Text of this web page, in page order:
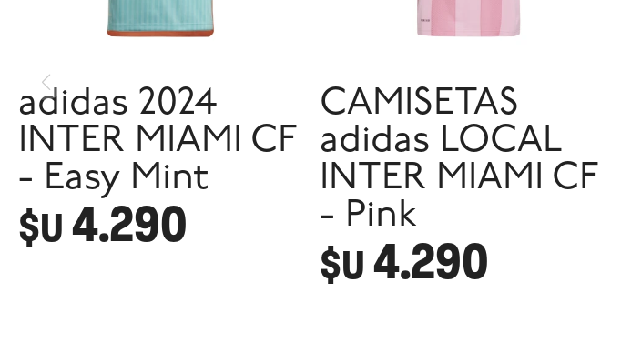
adidas 2024
INTER MIAMI CF
- Easy Mint
$U4.290
CAMISETAS
adidas LOCAL
INTER MIAMI CF
- Pink
$U4.290